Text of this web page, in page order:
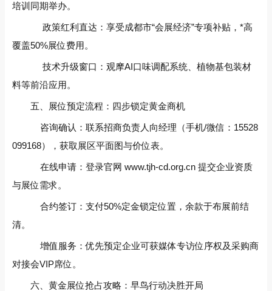
培训同期举办。
政策红利直达‌：享受成都市“会展经济”专项补贴，*高
覆盖50%展位费用。
技术升级窗口‌：观摩AI口味调配系统、植物基包装材
料等前沿应用。
五、展位预定流程：四步锁定黄金商机‌
咨询确认‌：联系招商负责人向经理（手机/微信：15528
099168），获取展区平面图与价位表。
在线申请‌：登录官网 ‌www.tjh-cd.org.cn‌ 提交企业资质
与展位需求。
合约签订‌：支付50%定金锁定位置，余款于布展前结
清。
增值服务‌：优先预定企业可获‌媒体专访位序权‌及‌采购商
对接会VIP席位‌。
六、黄金展位抢占攻略：早鸟行动决胜开局‌